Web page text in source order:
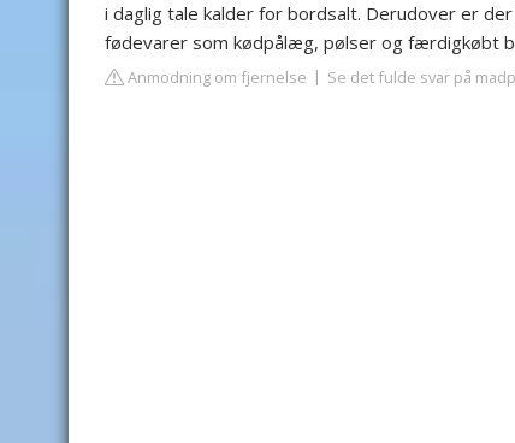
i daglig tale kalder for bordsalt. Derudover er
fødevarer som kødpålæg, pølser og færdigkøbt
Anmodning om fjernelse Se det fulde svar på